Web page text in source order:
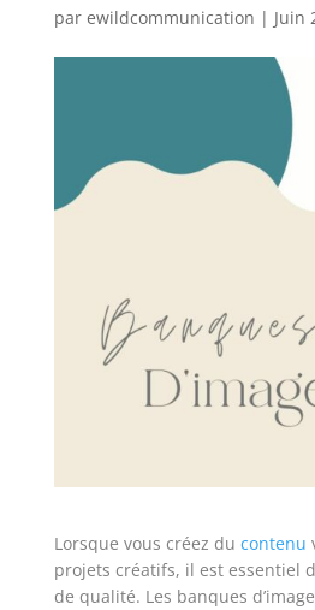
par ewildcommunication | Juin
Lorsque vous créez du contenu
projets créatifs, il est essentiel
de qualité. Les banques